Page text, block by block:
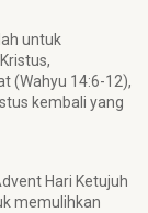
untuk
(Wahyu 14:6-12),
kembali yang
Hari Ketujuh
memulihkan